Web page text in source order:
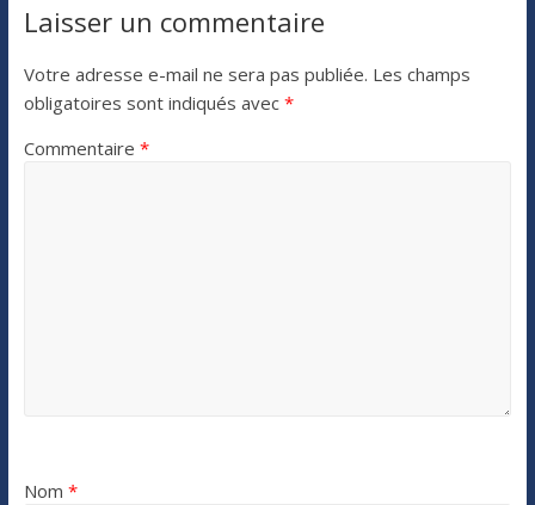
Laisser un commentaire
Votre adresse e-mail ne sera pas publiée. Les champs
obligatoires sont indiqués avec *
Commentaire *
Nom *